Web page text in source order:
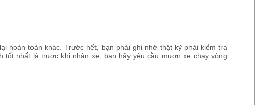
hoàn toàn khác. Trước hết, bạn phải ghi nhớ thật kỹ phải kiểm tra
nhất là trươc khi nhận xe, bạn hãy yêu cầu mượn xe chạy vòng